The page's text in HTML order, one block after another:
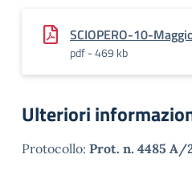
SCIOPERO-10-
pdf - 469 kb
Ulteriori
Protocollo: Prot. n. 4485 A/